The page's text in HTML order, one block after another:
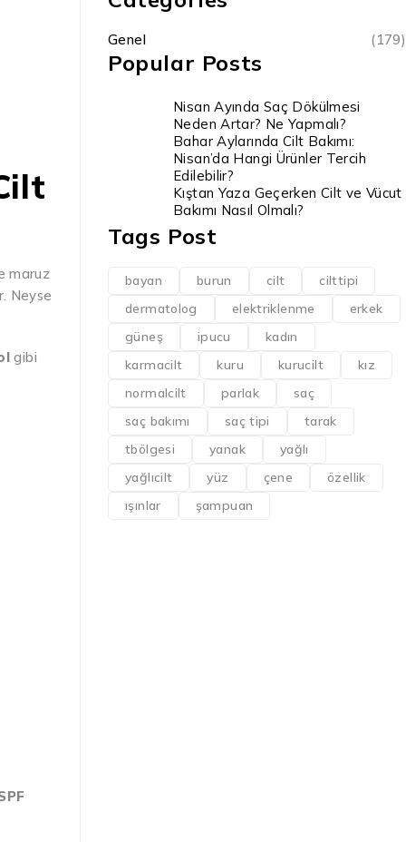
maruz
Neyse
gibi
Genel (179)
Popular Posts
Nisan Ayında Saç Dökülmesi
Neden Artar? Ne Yapmalı?
Bahar Aylarında Cilt Bakımı:
Nisan’da Hangi Ürünler Tercih
Edilebilir?
Kıştan Yaza Geçerken Cilt ve Vücut
Bakımı Nasıl Olmalı?
Tags Post
bayan burun cilt
cilttipi
dermatolog
elektriklenme
erkek
güneş
ipucu
kadın
karmacilt
kuru kurucilt
kız
normalcilt
parlak
saç
saç bakımı
saç tipi
tarak
tbölgesi
yanak
yağlı
yağlıcilt
yüz çene
özellik
ışınlar
şampuan